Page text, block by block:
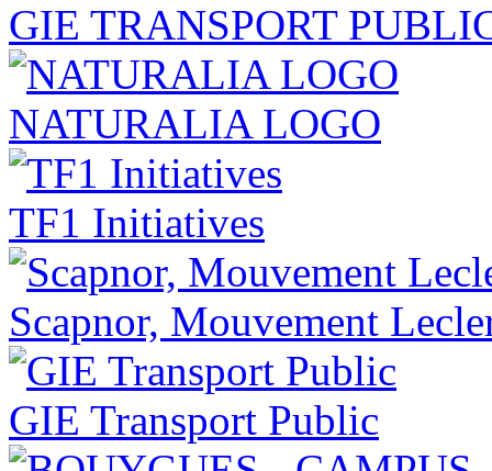
GIE TRANSPORT
NATURALIA LOGO
TF1 Initiatives
Scapnor, Mouvement
GIE Transport Public